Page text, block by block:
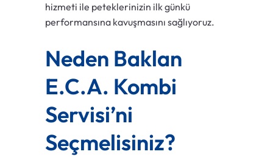
hizmeti ile peteklerinizin ilk günkü
performansına kavuşmasını sağlıyoruz.
Neden Baklan
E.C.A. Kombi
Servisi’ni
Seçmelisiniz?